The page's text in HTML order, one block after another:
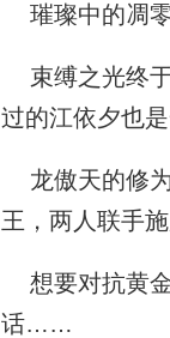
璀璨中的凋
束缚之光终于
过的江依夕也是
龙傲天的修为
王，两人联手
想要对抗黄金
话……